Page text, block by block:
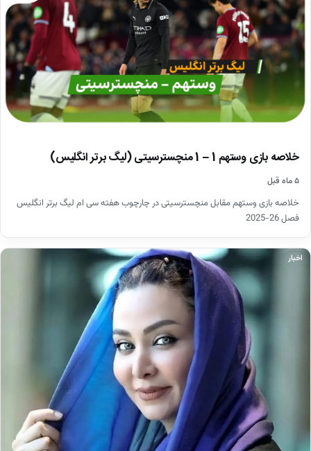
خلاصه بازی وستهم 1 – 1 منچسترسیتی (لیگ برتر انگلیس)
۵ ماه قبل
خلاصه بازی وستهم مقابل منچسترسیتی در چارچوب هفته سی ام لیگ برتر انگلیس
فصل 26-2025
اخبار